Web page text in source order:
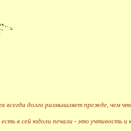
всегда долго размышляет прежде, чем
в сей юдоли печали - это учтивость и